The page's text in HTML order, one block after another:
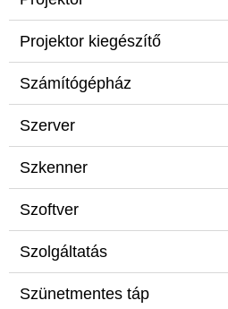
Projektor kiegészítő
Számítógépház
Szerver
Szkenner
Szoftver
Szolgáltatás
Szünetmentes táp